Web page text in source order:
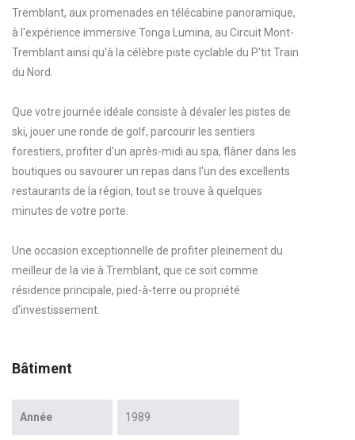
Tremblant, aux promenades en télécabine panoramique,
à l'expérience immersive Tonga Lumina, au Circuit Mont-
Tremblant ainsi qu'à la célèbre piste cyclable du P'tit Train
du Nord.
Que votre journée idéale consiste à dévaler les pistes de
ski, jouer une ronde de golf, parcourir les sentiers
forestiers, profiter d'un après-midi au spa, flâner dans les
boutiques ou savourer un repas dans l'un des excellents
restaurants de la région, tout se trouve à quelques
minutes de votre porte.
Une occasion exceptionnelle de profiter pleinement du
meilleur de la vie à Tremblant, que ce soit comme
résidence principale, pied-à-terre ou propriété
d'investissement.
Bâtiment
Année 1989